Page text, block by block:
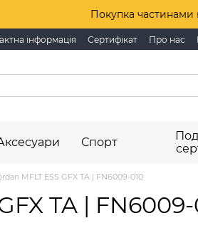
Покупка частинами
інформація Сертифікат Про нас
Спорт
MFLT ESS GFX TA | FN6009-010
TA |